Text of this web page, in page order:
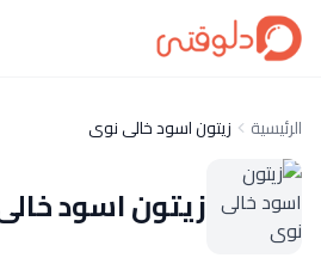
الرئيسية زيتون اسود خالى نوى
زيتون اسود